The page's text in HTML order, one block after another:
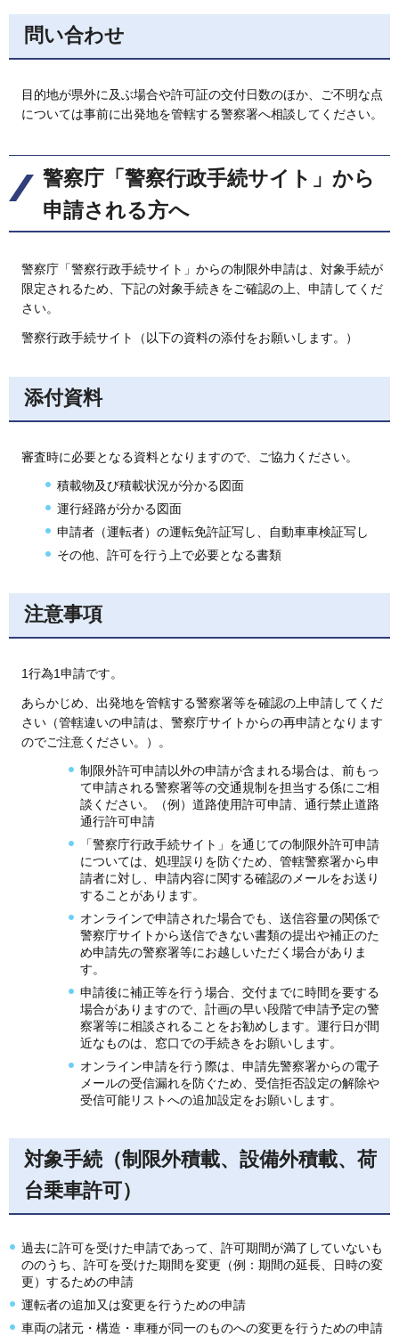
問い合わせ
目的地が県外に及ぶ場合や許可証の交付日数のほか、ご不明な点
については事前に出発地を管轄する警察署へ相談してください。
警察庁「警察行政手続サイト」から
申請される方へ
警察庁「警察行政手続サイト」からの制限外申請は、対象手続が
限定されるため、下記の対象手続きをご確認の上、申請してくだ
さい。
警察行政手続サイト（以下の資料の添付をお願いします。）
添付資料
審査時に必要となる資料となりますので、ご協力ください。
積載物及び積載状況が分かる図面
運行経路が分かる図面
申請者（運転者）の運転免許証写し、自動車車検証写し
その他、許可を行う上で必要となる書類
注意事項
1行為1申請です。
あらかじめ、出発地を管轄する警察署等を確認の上申請してくだ
さい（管轄違いの申請は、警察庁サイトからの再申請となります
のでご注意ください。）。
制限外許可申請以外の申請が含まれる場合は、前もっ
て申請される警察署等の交通規制を担当する係にご相
談ください。（例）道路使用許可申請、通行禁止道路
通行許可申請
「警察庁行政手続サイト」を通じての制限外許可申請
については、処理誤りを防ぐため、管轄警察署から申
請者に対し、申請内容に関する確認のメールをお送り
することがあります。
オンラインで申請された場合でも、送信容量の関係で
警察庁サイトから送信できない書類の提出や補正のた
め申請先の警察署等にお越しいただく場合がありま
す。
申請後に補正等を行う場合、交付までに時間を要する
場合がありますので、計画の早い段階で申請予定の警
察署等に相談されることをお勧めします。運行日が間
近なものは、窓口での手続きをお願いします。
オンライン申請を行う際は、申請先警察署からの電子
メールの受信漏れを防ぐため、受信拒否設定の解除や
受信可能リストへの追加設定をお願いします。
対象手続（制限外積載、設備外積載、荷
台乗車許可）
過去に許可を受けた申請であって、許可期間が満了していないも
ののうち、許可を受けた期間を変更（例：期間の延長、日時の変
更）するための申請
運転者の追加又は変更を行うための申請
車両の諸元・構造・車種が同一のものへの変更を行うための申請